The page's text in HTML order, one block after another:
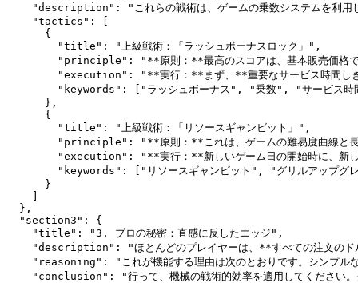
"description": "これらの戦術は、ゲームの乗数システムを利用
    "tactics": [
      {
        "title": "上級戦術：「ラッシュボーナスロック」",
"principle": "**原則：**最高のスコアは、基本販売価格で
"execution": "**実行：**まず、**重要なサービス時間しきい
"keywords": ["ラッシュボーナス", "乗数", "サービス時
      },
      {
        "title": "上級戦術：「リソースギャンビット」",
"principle": "**原則：**これは、ゲームの難易度曲線と長
"execution": "**実行：**新しいゲーム日の開始時に、新しい
"keywords": ["リソースギャンビット", "グリルアップグ
      }
    ]
  },
  "section3": {
    "title": "3. プロの秘密：直感に反したエッジ",
"description": "ほとんどのプレイヤーは、**すべての注文のド
"reasoning": "これが機能する理由は次のとおりです。シンプルな
"conclusion": "行って、機械の戦術的効率を適用してください。